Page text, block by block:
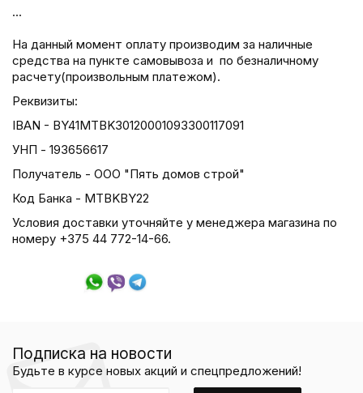
...
На данный момент оплату производим за наличные
средства на пункте самовывоза и по безналичному
расчету(произвольным платежом).
Реквизиты:
IBAN - BY41MTBK30120001093300117091
УНП - 193656617
Получатель - ООО "Пять домов строй"
Код Банка - MTBKBY22
Условия доставки уточняйте у менеджера магазина по
номеру +375 44 772-14-66.
Подписка на новости
Будьте в курсе новых акций и спецпредложений!